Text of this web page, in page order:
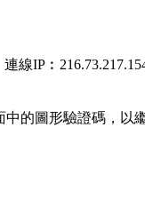
連線
中的圖形驗證碼，以